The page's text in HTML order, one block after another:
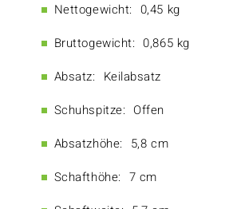
Nettogewicht: 0,45 kg
Bruttogewicht: 0,865 kg
Absatz: Keilabsatz
Schuhspitze: Offen
Absatzhöhe: 5,8 cm
Schafthöhe: 7 cm